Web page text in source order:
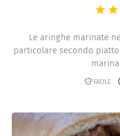
Le aringhe marinate
particolare secondo
FACILE